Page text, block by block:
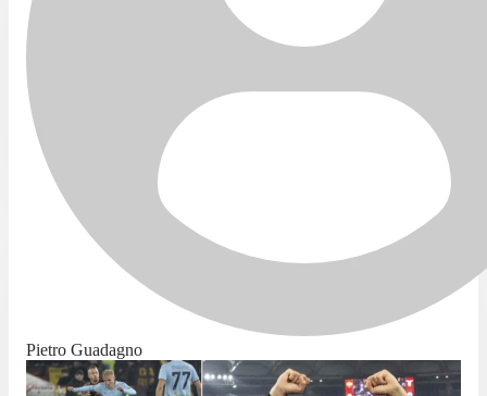
Pietro Guadagno